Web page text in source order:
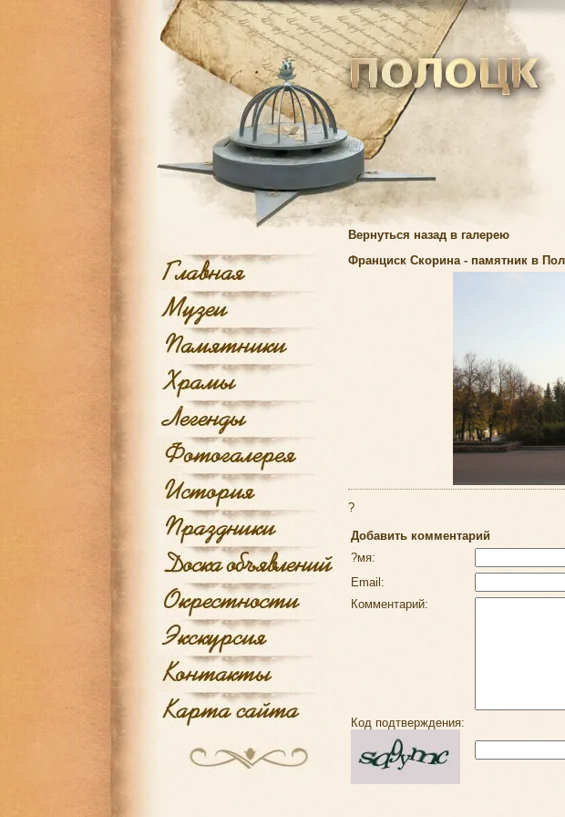
Вернуться назад в галерею
Франциск Скорина - памятник в
?
Добавить комментарий
?мя:
Email:
Комментарий:
Код подтверждения: